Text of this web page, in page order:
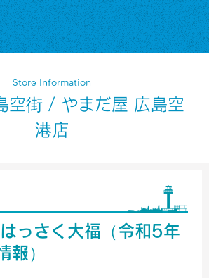
Store Information
空街 / やまだ屋 広島空
港店
っさく大福（令和5年
報）